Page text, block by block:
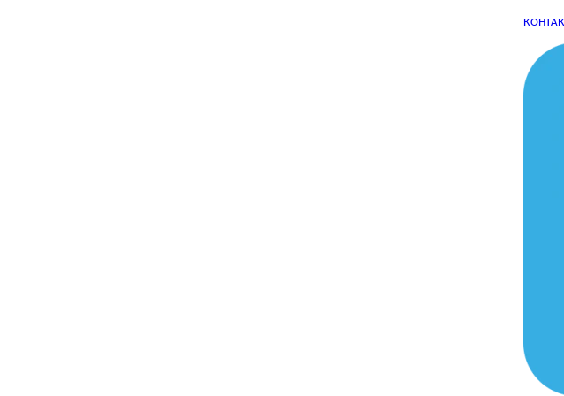
Чиним все
Чтобы Ваша техника
Цены на ремонт